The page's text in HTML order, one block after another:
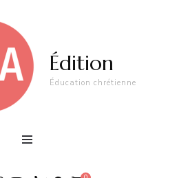
Édition
Éducation chrétienne